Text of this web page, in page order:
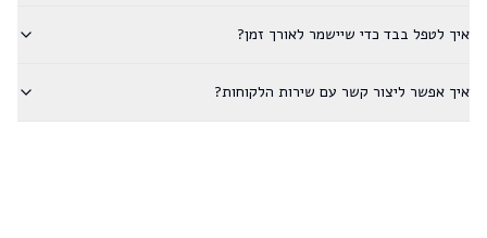
איך לטפל בבד כדי שיישמר לאורך זמן?
איך אפשר ליצור קשר עם שירות הלקוחות?